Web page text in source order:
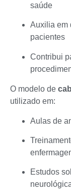
saúde
Auxilia em
pacientes
Contribui
O modelo de
utilizado em:
Aulas de
Estudos